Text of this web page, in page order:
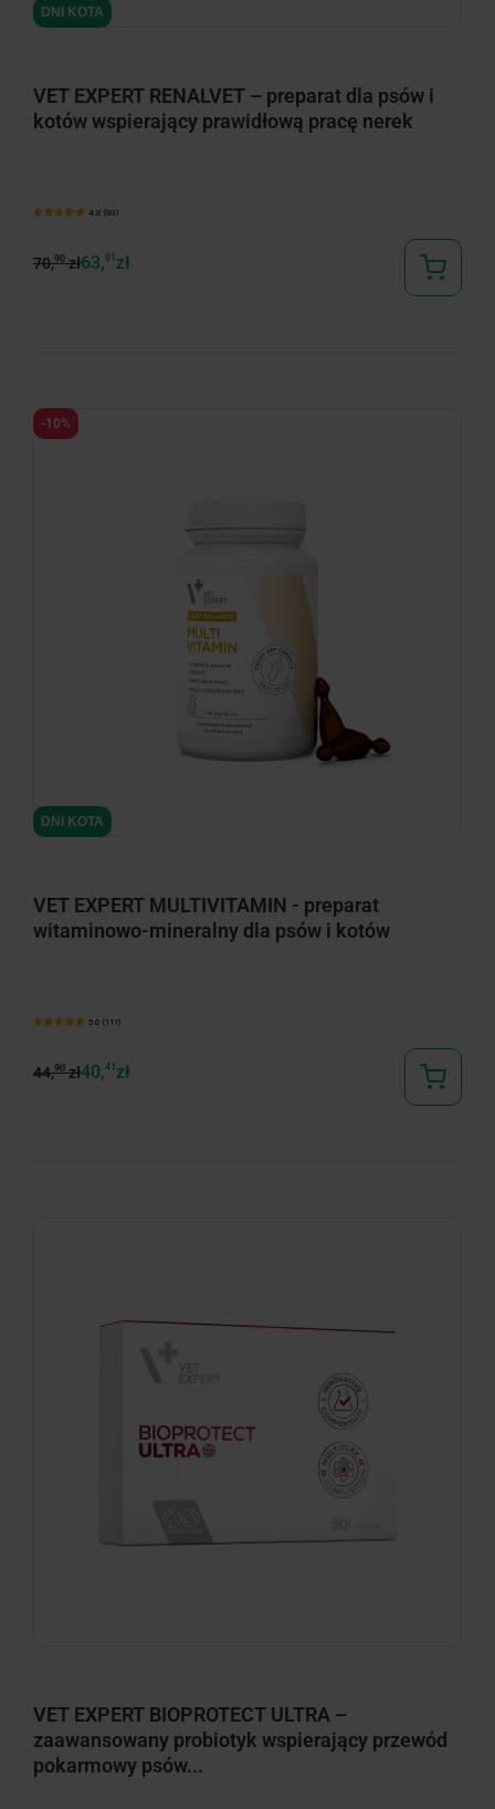
DNI KOTA
VET EXPERT RENALVET – preparat dla psów i
kotów wspierający prawidłową pracę nerek
4.9 (93)
70,90zł63,81 zł
DNI KOTA
VET EXPERT MULTIVITAMIN - preparat
witaminowo-mineralny dla psów i kotów
5.0 (111)
44,90zł40,41 zł
-10%
VET EXPERT BIOPROTECT ULTRA –
zaawansowany probiotyk wspierający przewód
pokarmowy psów...